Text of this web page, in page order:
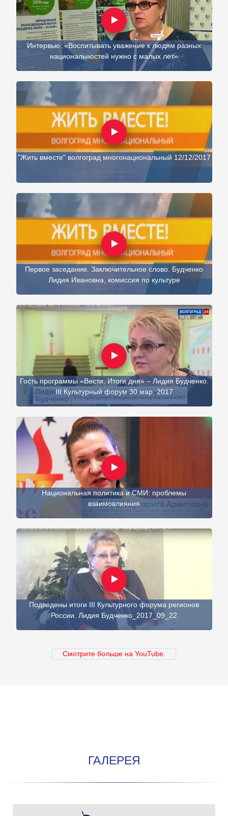
Интервью. «Воспитывать уважение к людям разных
национальностей нужно с малых лет»
"Жить вместе" волгоград многонациональный 12/12/2017
Первое заседание. Заключительное слово. Будченко
Лидия Ивановна, комиссия по культуре
Гость программы «Вести. Итоги дня» – Лидия Будченко.
III Культурный форум 30 мар. 2017
Национальная политика и СМИ: проблемы
взаимовлияния
Подведены итоги III Культурного форума регионов
России. Лидия Будченко_2017_09_22
Смотрите больше на YouTube.
ГАЛЕРЕЯ